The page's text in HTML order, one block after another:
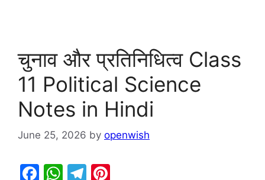
चुनाव और प्रतिनिधित्व Class
11 Political Science
Notes in Hindi
June 25, 2026 by openwish
F
W T